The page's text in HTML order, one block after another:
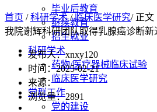
毕业后教育
继续教育
招生就业
科研学术
药物/医疗器械临床试验
临床医学研究
党群工作
党的建设
首页 /科研学术/临床医学研究/ 正文
我院谢辉科研团队取得乳腺癌诊断新
发布人：xnxy120
时间：2025-02-21
来源：
浏览量：2891